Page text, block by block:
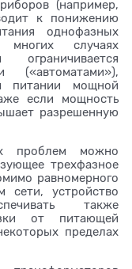
(например,
к понижению
однофазных
случаях
(«автоматами»),
питании мощной
если мощность
разрешенную
можно
трехфазное
равномерного
сети, устройство
также
от питающей
пределах